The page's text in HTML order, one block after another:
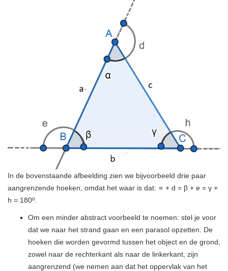
In de bovenstaande afbeelding zien we bijvoorbeeld drie paar
aangrenzende hoeken, omdat het waar is dat: ∝ + d = β + e = γ +
h = 180º.
Om een ​​minder abstract voorbeeld te noemen: stel je voor
dat we naar het strand gaan en een parasol opzetten. De
hoeken die worden gevormd tussen het object en de grond,
zowel naar de rechterkant als naar de linkerkant, zijn
aangrenzend (we nemen aan dat het oppervlak van het